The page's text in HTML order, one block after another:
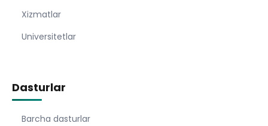
Xizmatlar
Universitetlar
Dasturlar
Barcha dasturlar